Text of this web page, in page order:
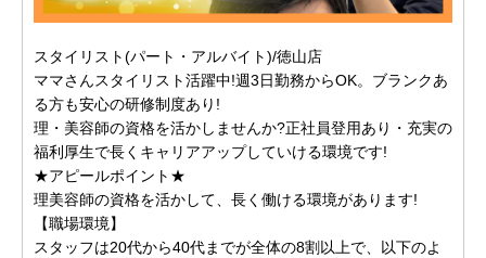
スタイリスト(パート・アルバイト)/徳山店
ママさんスタイリスト活躍中!週3日勤務からOK。ブランクあ
る方も安心の研修制度あり!
理・美容師の資格を活かしませんか?正社員登用あり・充実の
福利厚生で長くキャリアアップしていける環境です!
★アピールポイント★
理美容師の資格を活かして、長く働ける環境があります!
【職場環境】
スタッフは20代から40代までが全体の8割以上で、以下のよ